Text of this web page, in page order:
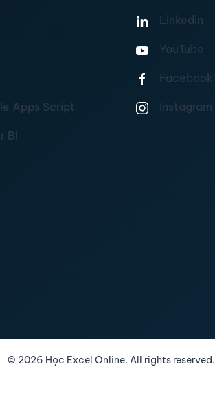
Apps Script
BI
Linkedin
YouTube
Facebook
Instagram
© 2026 Học Excel Online. All rights reserved.